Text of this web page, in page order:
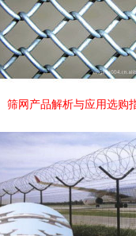
筛网产品解析与应用选购